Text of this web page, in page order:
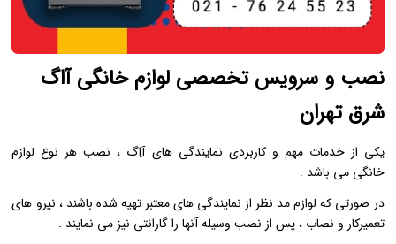
نصب و سرویس تخصصی لوازم خانگی آاگ
شرق تهران
یکی از خدمات مهم و کاربردی نمایندگی های آاِگ ، نصب هر نوع لوازم
خانگی می باشد .
در صورتی که لوازم مد نظر از نمایندگی های معتبر تهیه شده باشند ، نیرو های
تعمیرکار و نصاب ، پس از نصب وسیله آنها را گارانتی نیز می نمایند .